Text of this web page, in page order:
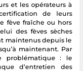
et les opérateurs à
de leurs
fève fraîche ou hors
des fèves sèches
maintenus depuis le
maintenant. Par
problématique : le
d’entretien des